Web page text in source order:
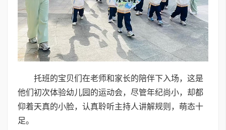
托班的宝贝们在老师和家长的陪伴下入场，这是
他们初次体验幼儿园的运动会，尽管年纪尚小，却都
仰着天真的小脸，认真聆听主持人讲解规则，萌态十
足。